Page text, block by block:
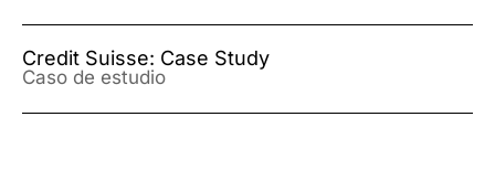
Credit Suisse: Case Study
Caso de estudio